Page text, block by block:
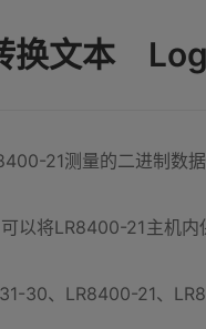
换文本
21测量的二进制数据
以将LR8400-21主机内
30、LR8400-21、